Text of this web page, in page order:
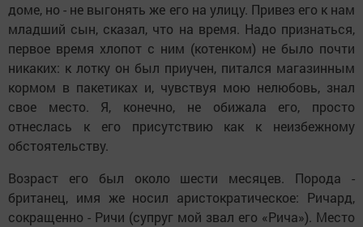
доме, но - не выгонять же его на улицу. Привез его к нам
младший сын, сказал, что на время. Надо признаться,
первое время хлопот с ним (котенком) не было почти
никаких: к лотку он был приучен, питался магазинным
кормом в пакетиках и, чувствуя мою нелюбовь, знал
свое место. Я, конечно, не обижала его, просто
отнеслась к его присутствию как к неизбежному
обстоятельству.
Возраст его был около шести месяцев. Порода -
британец, имя же носил аристократическое: Ричард,
сокращенно - Ричи (супруг мой звал его «Рича»). Место